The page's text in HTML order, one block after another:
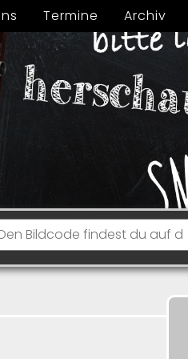
Termine Archiv